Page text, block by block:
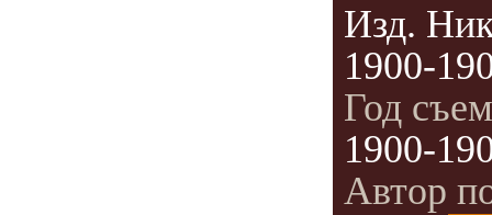
Изд.
1900-
Год
1900-
Автор